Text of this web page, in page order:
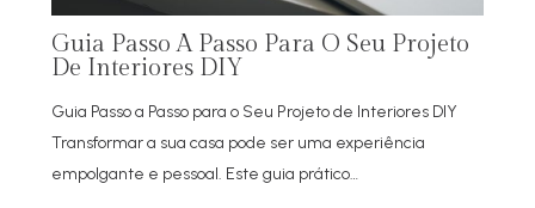
Guia Passo A Passo Para O Seu Projeto
De Interiores DIY
Guia Passo a Passo para o Seu Projeto de Interiores DIY
Transformar a sua casa pode ser uma experiência
empolgante e pessoal. Este guia prático…